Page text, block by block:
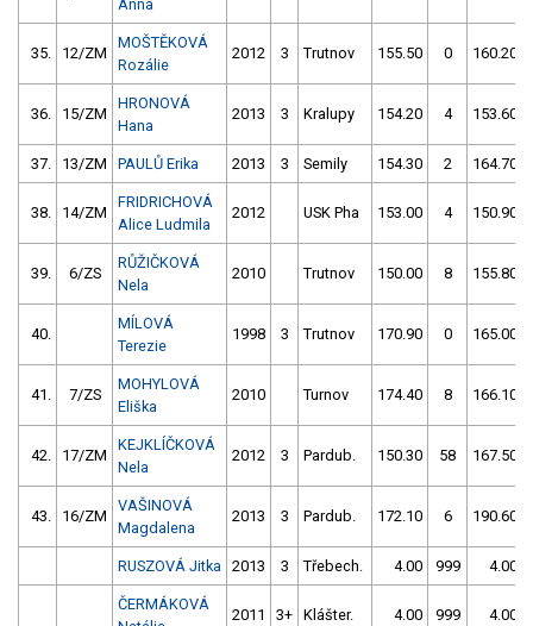
Anna
35. 12/ZM
MOŠTĚKOVÁ
Rozálie
2012 3 Trutnov 155.50 0 160.20
36. 15/ZM
HRONOVÁ
Hana
2013 3 Kralupy 154.20 4 153.60
37. 13/ZM PAULŮ Erika 2013 3 Semily 154.30 2 164.70
38. 14/ZM
FRIDRICHOVÁ
Alice Ludmila
2012 USK Pha 153.00 4 150.90
39. 6/ZS
RŮŽIČKOVÁ
Nela
2010 Trutnov 150.00 8 155.80
40.
MÍLOVÁ
Terezie
1998 3 Trutnov 170.90 0 165.00
41. 7/ZS
MOHYLOVÁ
Eliška
2010 Turnov 174.40 8 166.10
42. 17/ZM
KEJKLÍČKOVÁ
Nela
2012 3 Pardub. 150.30 58 167.50
43. 16/ZM
VAŠINOVÁ
Magdalena
2013 3 Pardub. 172.10 6 190.60
RUSZOVÁ Jitka 2013 3 Třebech. 4.00 999 4.00
ČERMÁKOVÁ
2011 3+ Klášter. 4.00 999 4.00